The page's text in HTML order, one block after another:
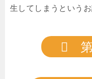
生してしまうというお